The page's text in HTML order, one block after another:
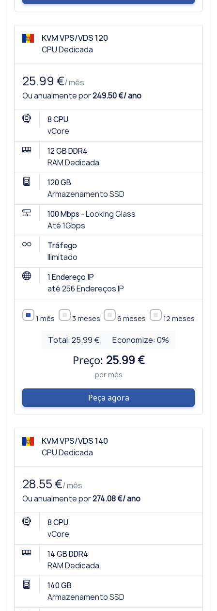
KVM VPS/VDS 120
CPU Dedicada
25.99 €/ mês
Ou anualmente por249.50 €/ ano
8 CPU
vCore
12 GB DDR4
RAM Dedicada
120 GB
Armazenamento SSD
100 Mbps -Looking Glass
Até 1Gbps
Tráfego
Ilimitado
1 Endereço IP
até 256 Endereços IP
1 mês 3 meses 6 meses 12 meses
Total:25.99 € Economize: 0%
Preço: 25.99 €
por mês
Peça agora
KVM VPS/VDS 140
CPU Dedicada
28.55 €/ mês
Ou anualmente por274.08 €/ ano
8 CPU
vCore
14 GB DDR4
RAM Dedicada
140 GB
Armazenamento SSD